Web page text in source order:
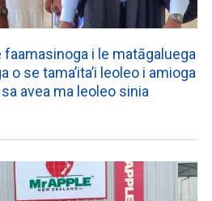
faamasinoga i le matāgaluega
o se tama’ita’i leoleo i amioga
avea ma leoleo sinia